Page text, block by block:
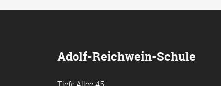
Adolf-Reichwein-Schule